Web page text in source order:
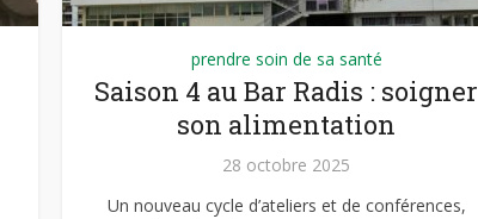
prendre soin de sa santé
Saison 4 au Bar Radis : soigner
son alimentation
28 octobre 2025
Un nouveau cycle d’ateliers et de conférences,